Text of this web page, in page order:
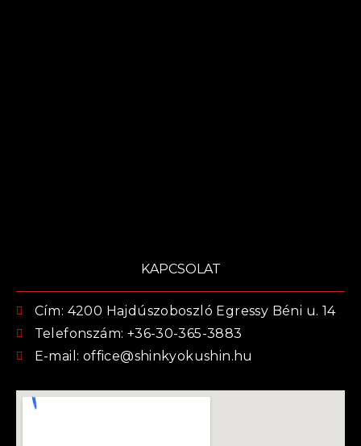
KAPCSOLAT
Cím: 4200 Hajdúszoboszló Egressy Béni u. 14
Telefonszám: +36-30-365-3883
E-mail: office@shinkyokushin.hu